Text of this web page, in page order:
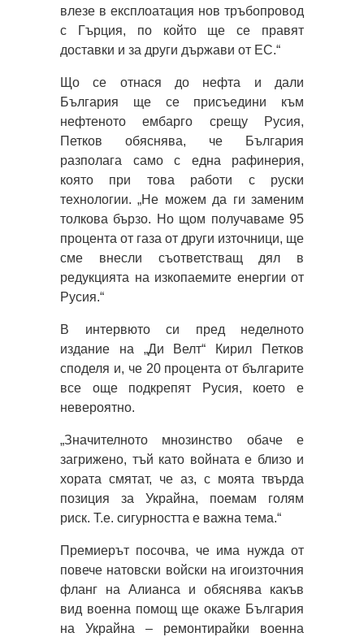
влезе в експлоатация нов тръбопровод
с Гърция, по който ще се правят
доставки и за други държави от ЕС.“
Що се отнася до нефта и дали
България ще се присъедини към
нефтеното ембарго срещу Русия,
Петков обяснява, че България
разполага само с една рафинерия,
която при това работи с руски
технологии. „Не можем да ги заменим
толкова бързо. Но щом получаваме 95
процента от газа от други източници, ще
сме внесли съответстващ дял в
редукцията на изкопаемите енергии от
Русия.“
В интервюто си пред неделното
издание на „Ди Велт“ Кирил Петков
споделя и, че 20 процента от българите
все още подкрепят Русия, което е
невероятно.
„Значителното мнозинство обаче е
загрижено, тъй като войната е близо и
хората смятат, че аз, с моята твърда
позиция за Украйна, поемам голям
риск. Т.е. сигурността е важна тема.“
Премиерът посочва, че има нужда от
повече натовски войски на игоизточния
фланг на Алианса и обяснява какъв
вид военна помощ ще окаже България
на Украйна – ремонтирайки военна